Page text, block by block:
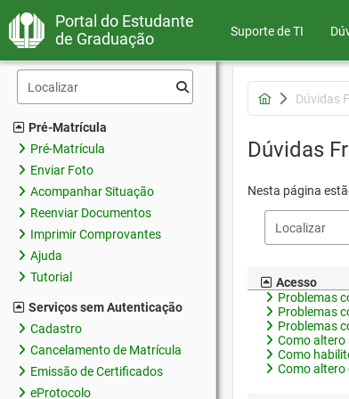
Portal do Estudante
de Graduação
Suporte de TI
Pré-Matrícula
Pré-Matrícula
Enviar Foto
Acompanhar Situação
Reenviar Documentos
Imprimir Comprovantes
Ajuda
Tutorial
Serviços sem Autenticação
Cadastro
Cancelamento de Matrícula
Emissão de Certificados
eProtocolo
Dúvidas
Dúvidas
Nesta página
Acesso
Problemas
Problemas
Problemas
Como altero
Como
Como altero